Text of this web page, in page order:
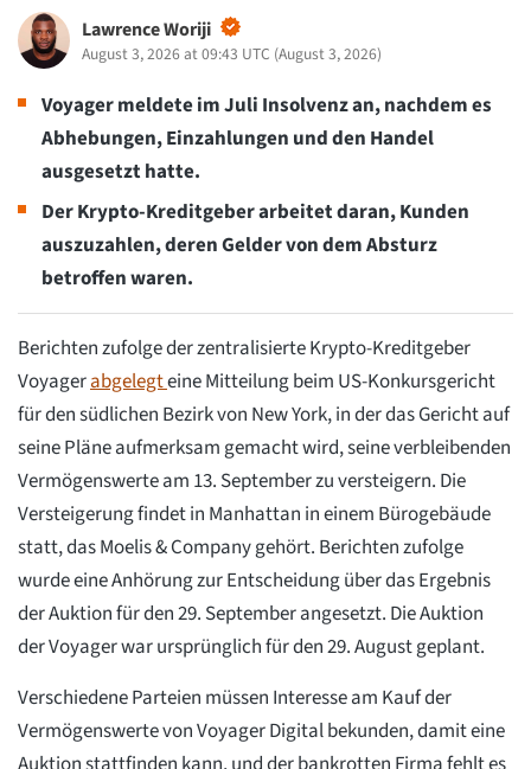
Lawrence Woriji
August 3, 2026 at 09:43 UTC (August 3, 2026)
Voyager meldete im Juli Insolvenz an, nachdem es
Abhebungen, Einzahlungen und den Handel
ausgesetzt hatte.
Der Krypto-Kreditgeber arbeitet daran, Kunden
auszuzahlen, deren Gelder von dem Absturz
betroffen waren.
Berichten zufolge der zentralisierte Krypto-Kreditgeber
Voyagerabgelegteine Mitteilung beim US-Konkursgericht
für den südlichen Bezirk von New York, in der das Gericht auf
seine Pläne aufmerksam gemacht wird, seine verbleibenden
Vermögenswerte am 13. September zu versteigern. Die
Versteigerung findet in Manhattan in einem Bürogebäude
statt, das Moelis & Company gehört. Berichten zufolge
wurde eine Anhörung zur Entscheidung über das Ergebnis
der Auktion für den 29. September angesetzt. Die Auktion
der Voyager war ursprünglich für den 29. August geplant.
Verschiedene Parteien müssen Interesse am Kauf der
Vermögenswerte von Voyager Digital bekunden, damit eine